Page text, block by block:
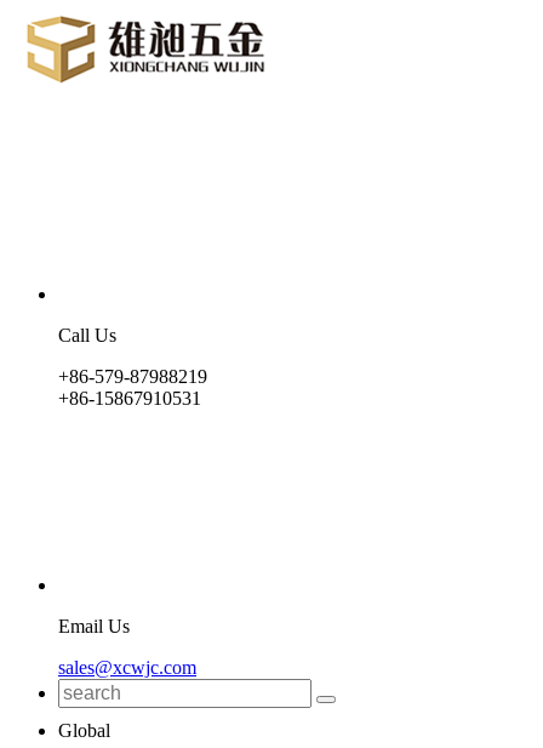
Call Us
+86-579-87988219
+86-15867910531
Email Us
sales@xcwjc.com
Global